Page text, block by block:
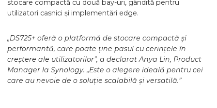
stocare compactă cu două bay-uri, gândită pentru
utilizatori casnici și implementări edge.
„DS725+ oferă o platformă de stocare compactă și
performantă, care poate ține pasul cu cerințele în
creștere ale utilizatorilor”, a declarat Anya Lin, Product
Manager la Synology. „Este o alegere ideală pentru cei
care au nevoie de o soluție scalabilă și versatilă.”